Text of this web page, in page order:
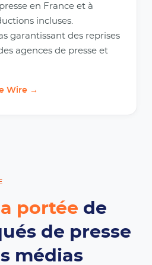
en France et à
incluses.
garantissant des reprises
agences de presse et
Wire →
portée de
de presse
médias